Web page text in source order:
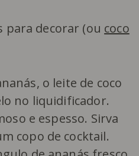
para decorar (ou coco
o leite de coco
no liquidificador.
e espesso. Sirva
copo de cocktail.